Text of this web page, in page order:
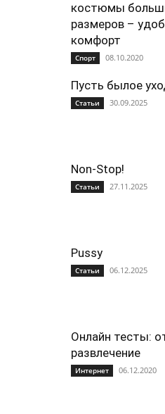
костюмы
размеров –
комфорт
Спорт 08.10.2020
Пусть былое
Статьи 30.09.2025
Non-Stop!
Статьи 27.11.2025
Pussy
Статьи 06.12.2025
Онлайн тесты:
развлечение
Интернет 06.12.2020